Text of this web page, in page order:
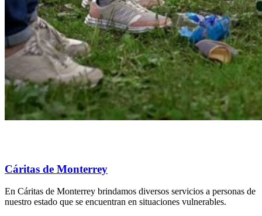
Cáritas de Monterrey
En Cáritas de Monterrey brindamos diversos servicios a personas de
nuestro estado que se encuentran en situaciones vulnerables.